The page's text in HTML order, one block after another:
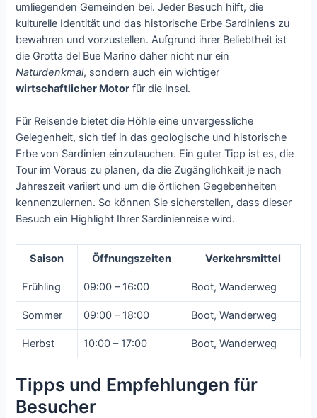
umliegenden Gemeinden bei. Jeder Besuch hilft, die
kulturelle Identität und das historische Erbe Sardiniens zu
bewahren und vorzustellen. Aufgrund ihrer Beliebtheit ist
die Grotta del Bue Marino daher nicht nur ein
Naturdenkmal, sondern auch ein wichtiger
wirtschaftlicher Motor für die Insel.
Für Reisende bietet die Höhle eine unvergessliche
Gelegenheit, sich tief in das geologische und historische
Erbe von Sardinien einzutauchen. Ein guter Tipp ist es, die
Tour im Voraus zu planen, da die Zugänglichkeit je nach
Jahreszeit variiert und um die örtlichen Gegebenheiten
kennenzulernen. So können Sie sicherstellen, dass dieser
Besuch ein Highlight Ihrer Sardinienreise wird.
Saison Öffnungszeiten Verkehrsmittel
Frühling 09:00 – 16:00 Boot, Wanderweg
Sommer 09:00 – 18:00 Boot, Wanderweg
Herbst 10:00 – 17:00 Boot, Wanderweg
Tipps und Empfehlungen für
Besucher